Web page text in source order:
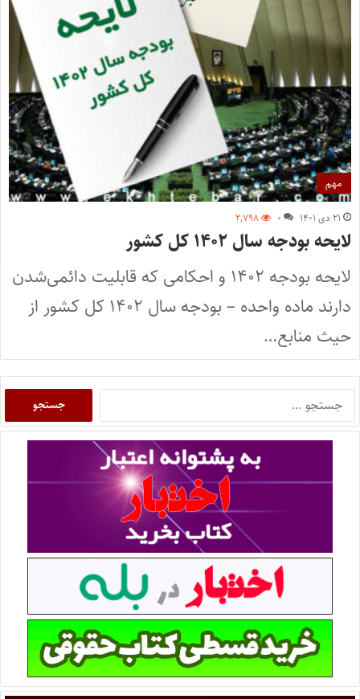
مهم
۲۱ دی ۱۴۰۱ ۰ ۲,۷۹۸
لایحه بودجه سال ۱۴۰۲ کل کشور
لایحه بودجه ۱۴۰۲ و احکامی که قابلیت دائمی‌شدن
دارند ماده واحده – بودجه سال ۱۴۰۲ کل کشور از
حیث منابع…